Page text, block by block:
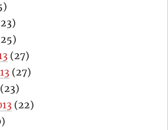
(27)
(27)
(23)
(22)